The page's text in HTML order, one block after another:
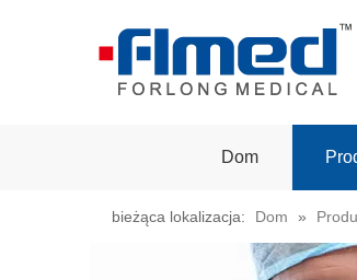
Dom
bieżąca lokalizacja: Dom »